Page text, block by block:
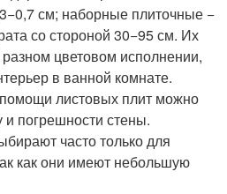
см; наборные плиточные −
со стороной 30−95 см. Их
цветовом исполнении,
в ванной комнате.
листовых плит можно
и погрешности стены.
часто только для
как они имеют небольшую